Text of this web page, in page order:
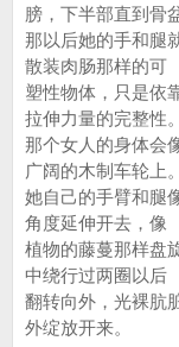
膀，下半部直到骨
那以后她的手和腿
散装肉肠那样的可
塑性物体，只是依
拉伸力量的完整性。
那个女人的身体会
广阔的木制车轮上。
她自己的手臂和腿
角度延伸开去，像
植物的藤蔓那样盘
中绕行过两圈以后
翻转向外，光裸肮
外绽放开来。